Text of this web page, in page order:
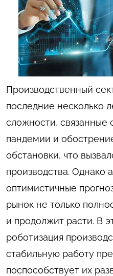
Производственный
последние несколько
сложности, связанные
пандемии и
обстановки, что
производства. Однако
оптимистичные
рынок не только
и продолжит расти. В
роботизация
стабильную работу
поспособствует их